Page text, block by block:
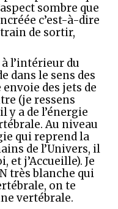
sombre que
c’est-à-dire
train de sortir,
l’intérieur du
dans le sens des
des jets de
(je ressens
y a de l’énergie
Au niveau
qui reprend la
de l’Univers, il
et j’Accueille). Je
très blanche qui
on te
vertébrale.